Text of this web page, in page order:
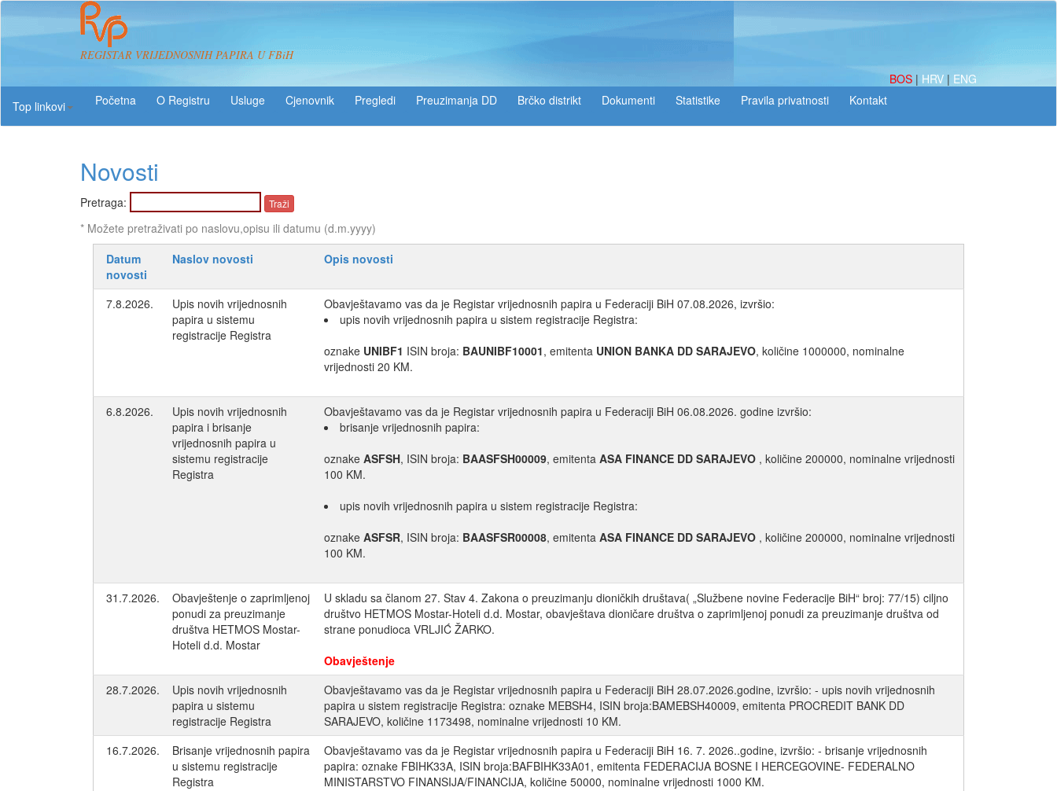
REGISTAR VRIJEDNOSNIH PAPIRA U FBiH
BOS | HRV | ENG
Top linkovi
O Registru Usluge Pregledi Preuzimanja DD Brčko distrikt Dokumenti Statistike
Novosti
Pretraga:
* Možete pretraživati po naslovu,opisu ili datumu (d.m.yyyy)
Datum
novosti
Naslov novosti Opis novosti
7.8.2026.
Upis novih vrijednosnih
papira u sistemu
registracije Registra
Obavještavamo vas da je Registar vrijednosnih papira u Federaciji BiH 07.08.2026, izvršio:
upis novih vrijednosnih papira u sistem registracije Registra:
oznake UNIBF1 ISIN broja: BAUNIBF10001, emitenta UNION BANKA DD SARAJEVO, količine 1000000, nominalne
vrijednosti 20 KM.
6.8.2026.
Upis novih vrijednosnih
papira i brisanje
vrijednosnih papira u
sistemu registracije
Registra
Obavještavamo vas da je Registar vrijednosnih papira u Federaciji BiH 06.08.2026. godine izvršio:
brisanje vrijednosnih papira:
oznake ASFSH, ISIN broja: BAASFSH00009, emitenta ASA FINANCE DD SARAJEVO , količine 200000, nominalne vrijednosti
100 KM.
upis novih vrijednosnih papira u sistem registracije Registra:
oznake ASFSR, ISIN broja: BAASFSR00008, emitenta ASA FINANCE DD SARAJEVO , količine 200000, nominalne vrijednosti
100 KM.
31.7.2026.
Obavještenje o zaprimljenoj
ponudi za preuzimanje
društva HETMOS Mostar-
Hoteli d.d. Mostar
U skladu sa članom 27. Stav 4. Zakona o preuzimanju dioničkih društava( „Službene novine Federacije BiH“ broj: 77/15) ciljno
društvo HETMOS Mostar-Hoteli d.d. Mostar, obavještava dioničare društva o zaprimljenoj ponudi za preuzimanje društva od
strane ponudioca VRLJIĆ ŽARKO.
Obavještenje
28.7.2026.
Upis novih vrijednosnih
papira u sistemu
registracije Registra
Obavještavamo vas da je Registar vrijednosnih papira u Federaciji BiH 28.07.2026.godine, izvršio: - upis novih vrijednosnih
papira u sistem registracije Registra: oznake MEBSH4, ISIN broja:BAMEBSH40009, emitenta PROCREDIT BANK DD
SARAJEVO, količine 1173498, nominalne vrijednosti 10 KM.
16.7.2026.
Brisanje vrijednosnih papira
u sistemu registracije
Registra
Obavještavamo vas da je Registar vrijednosnih papira u Federaciji BiH 16. 7. 2026..godine, izvršio: - brisanje vrijednosnih
papira: oznake FBIHK33A, ISIN broja:BAFBIHK33A01, emitenta FEDERACIJA BOSNE I HERCEGOVINE- FEDERALNO
MINISTARSTVO FINANSIJA/FINANCIJA, količine 50000, nominalne vrijednosti 1000 KM.